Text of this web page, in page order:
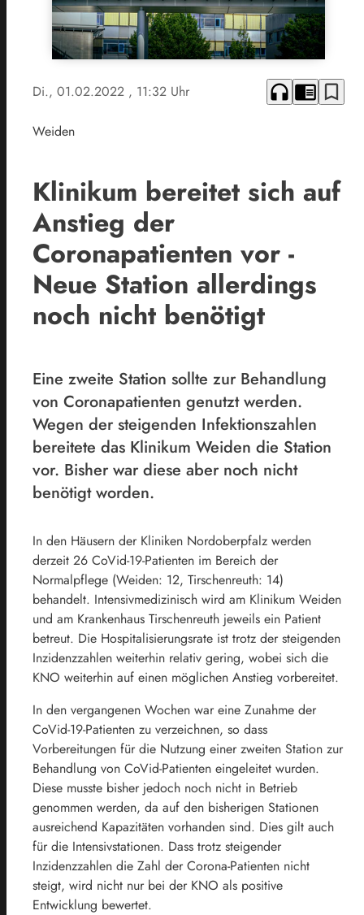
Di., 01.02.2022 , 11:32 Uhr headphones chrome_reader_mode bookmark_border
Weiden
Klinikum bereitet sich auf
Anstieg der
Coronapatienten vor -
Neue Station allerdings
noch nicht benötigt
Eine zweite Station sollte zur Behandlung
von Coronapatienten genutzt werden.
Wegen der steigenden Infektionszahlen
bereitete das Klinikum Weiden die Station
vor. Bisher war diese aber noch nicht
benötigt worden.
In den Häusern der Kliniken Nordoberpfalz werden
derzeit 26 CoVid-19-Patienten im Bereich der
Normalpflege (Weiden: 12, Tirschenreuth: 14)
behandelt. Intensivmedizinisch wird am Klinikum Weiden
und am Krankenhaus Tirschenreuth jeweils ein Patient
betreut. Die Hospitalisierungsrate ist trotz der steigenden
Inzidenzzahlen weiterhin relativ gering, wobei sich die
KNO weiterhin auf einen möglichen Anstieg vorbereitet.
In den vergangenen Wochen war eine Zunahme der
CoVid-19-Patienten zu verzeichnen, so dass
Vorbereitungen für die Nutzung einer zweiten Station zur
Behandlung von CoVid-Patienten eingeleitet wurden.
Diese musste bisher jedoch noch nicht in Betrieb
genommen werden, da auf den bisherigen Stationen
ausreichend Kapazitäten vorhanden sind. Dies gilt auch
für die Intensivstationen. Dass trotz steigender
Inzidenzzahlen die Zahl der Corona-Patienten nicht
steigt, wird nicht nur bei der KNO als positive
Entwicklung bewertet.